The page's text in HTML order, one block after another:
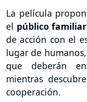
La película
el público familiar
de acción con el
lugar de
que deberán
mientras
cooperación.